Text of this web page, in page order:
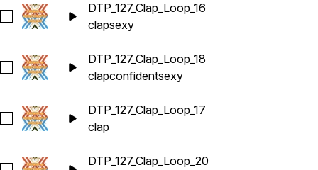
Seleccionar DTP_127_Clap_Loop_16
DTP_127_Clap_Loop_16
clapsexy
Seleccionar DTP_127_Clap_Loop_18
DTP_127_Clap_Loop_18
clapconfidentsexy
Seleccionar DTP_127_Clap_Loop_17
DTP_127_Clap_Loop_17
clap
DTP_127_Clap_Loop_20